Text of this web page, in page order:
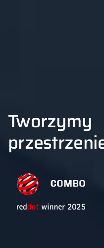
Tworzymy